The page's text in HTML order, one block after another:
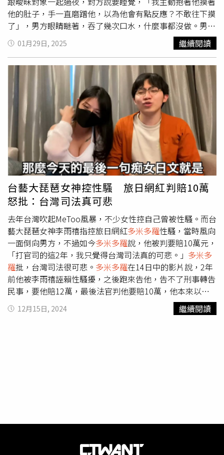
把浴室弄得嗶嗶叫，他才會說再這樣我就衝進去洗鴛鴦浴，
但法官卻以此認定他有言語性騷。另外，最令多米多羅 感到
傻眼的是那部短片，當時很明顯是女方自己「帶球撞人」，
但法官卻判是他主動去接近女方，還稱他有搭女方的肩，但
影片根本沒這畫面，讓他懷疑人生，直說法官看世界的方式
真的跟大家都不一樣。當時他也強調，會繼續上訴，但律師
費真的是很貴，希望大家能夠斗內幫助他。影片曝光後有許
多網友紛紛捐錢，從30元到3000元都有，喊話加油。沒想
到，全案竟是反轉又反轉，今年10月15日，上訴結果出
爐，法官在審酌證據以及勘驗影片以後，認定李雨禧未能舉
證證明侵權行為確實存在，依法應予駁回其請求上訴人給付
精神慰撫金10萬元。
他的肚子，手一直磨蹭他，以為他會有點反應？不敢往下摸
了」，男方眼睛瞇著，吞了幾次口水，什麼事都沒做。男方
隔天說，「我在睡覺你在旁邊像蚊子一樣」，原PO表示，
「到底為什麼我都主動抱了，他還能這樣無動於衷」，曖昧
曝光後，網友紛紛留言「沒有先簽做X切結書不敢碰，不然
女生常常事後覺得不對勁」、「他腦中可能浮現了那些被告
的畫面，想想還是等妳親上來再做反應比較穩妥」、「男生
要好好保護自己」、「怕被仙人跳」、「可能最近有發落到
多米多羅 的事件」、「說真的，你其實可以用說的」、「40
歲結過婚，那他以前結婚時的生活，曾經旁邊也睡一個女的
整天誘惑他，他已經免疫了。」
01月29日, 2025 繼續閱讀
台藝大琵琶女神控性騷 旅日網紅判賠10萬
怒批：台灣司法真可悲
去年台灣吹起MeToo風暴，不少女性控自己曾被性騷。而台
藝大琵琶女神李雨禧指控旅日網紅多米多羅性騷，當時風向
一面倒向男方，不過如今多米多羅說，他被判要賠10萬元，
「打官司的這2年，我只覺得台灣司法真的可悲。」 多米多
羅批，台灣司法很可悲。 多米多羅在14日中的影片說，2年
前他被李雨禧誣賴性騷擾，之後跑來告他，告不了刑事轉告
民事，要他賠12萬，最後法官判他要賠10萬，他本來以為
那種垃圾證據要怎告，看來他太天真了，「打官司的這2
年，我只覺得台灣司法真的可悲。」
指出，對於有
表示，他也曾告女方妨礙名譽，一位年紀大的刑事檢察官看
啦」，他從來沒聽過這麼尊重女性的言論，「難道女生說我
12月15日, 2024 繼續閱讀